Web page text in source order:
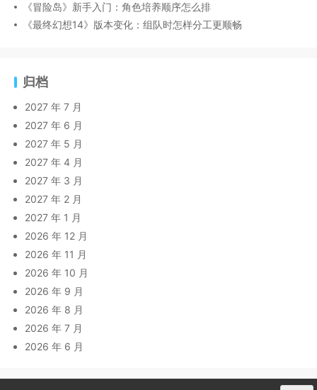
《冒险岛》新手入门：角色培养顺序怎么排
《最终幻想14》版本变化：组队时怎样分工更顺畅
归档
2027 年 7 月
2027 年 6 月
2027 年 5 月
2027 年 4 月
2027 年 3 月
2027 年 2 月
2027 年 1 月
2026 年 12 月
2026 年 11 月
2026 年 10 月
2026 年 9 月
2026 年 8 月
2026 年 7 月
2026 年 6 月